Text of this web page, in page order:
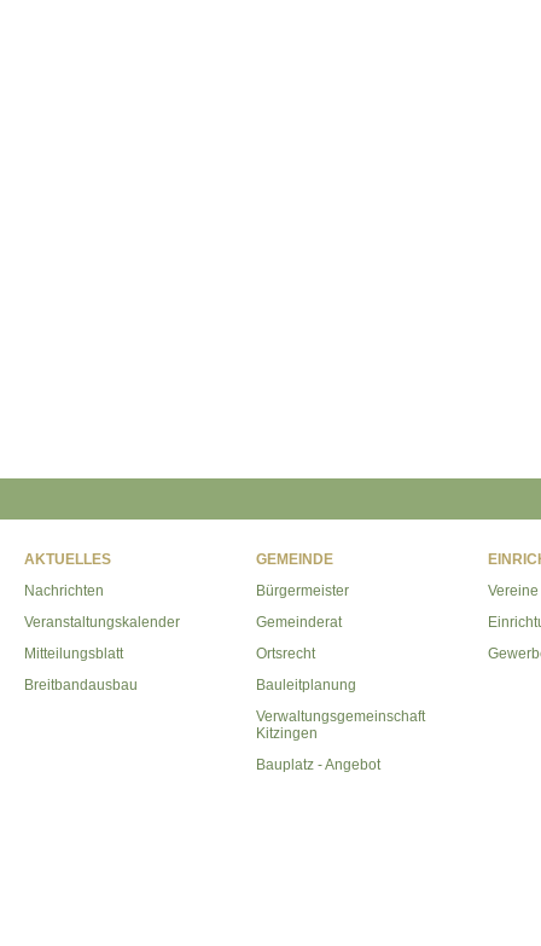
AKTUELLES
Nachrichten
Veranstaltungskalender
Mitteilungsblatt
Breitbandausbau
GEMEINDE
Bürgermeister
Gemeinderat
Ortsrecht
Bauleitplanung
Verwaltungsgemeinschaft
Kitzingen
Bauplatz - Angebot